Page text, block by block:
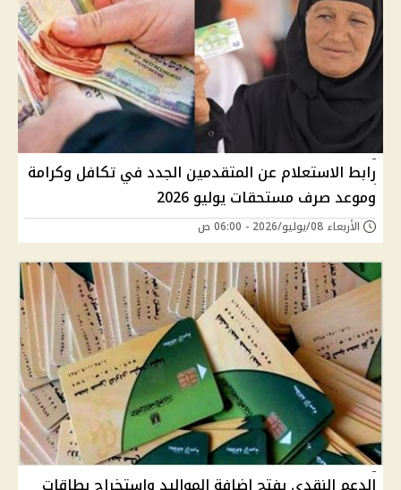
رابط الاستعلام عن المتقدمين الجدد في تكافل وكرامة
وموعد صرف مستحقات يوليو 2026
الأربعاء 08/يوليو/2026 - 06:00 ص